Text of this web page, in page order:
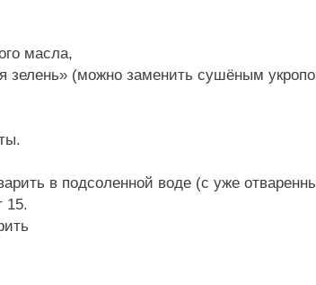
масла,
зелень» (можно заменить сушёным
в подсоленной воде (с уже
15.